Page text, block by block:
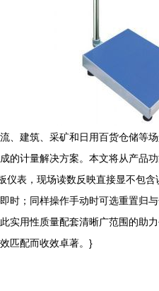
、建筑、采矿和日用百货仓储
的计量解决方案。本文将从产
表，现场读数反映直接显不包
时；同样操作手动时可选重置
实用性质量配套清晰广范围的
匹配而收效卓著。}